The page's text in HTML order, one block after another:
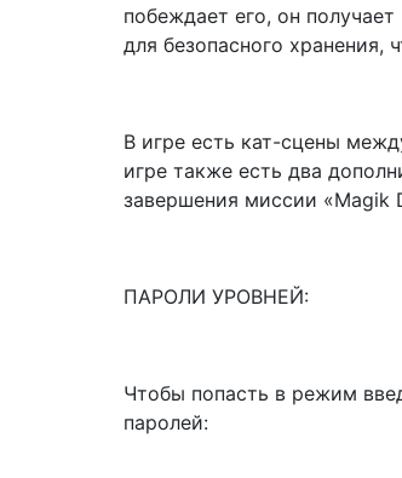
побеждает его, он
для безопасного хранения,
В игре есть кат-сцены
игре также есть два
завершения миссии «Magik
ПАРОЛИ УРОВНЕЙ:
Чтобы попасть в режим
паролей: